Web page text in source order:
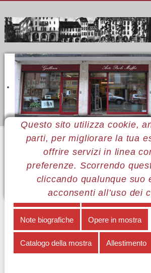
Questo sito utilizza cookie,
parti, per migliorare la tua
offrire servizi in linea
preferenze. Scorrendo
cliccando qualunque suo
acconsenti all’uso dei
Sei qui: Home Le mostre Mostre 2015
Note biografiche
MERNÙ NELLA PIANTÀ
Come su velluto Autopresentazione
Note biografiche Opere in mostra
Catalogo della mostra Allestimento